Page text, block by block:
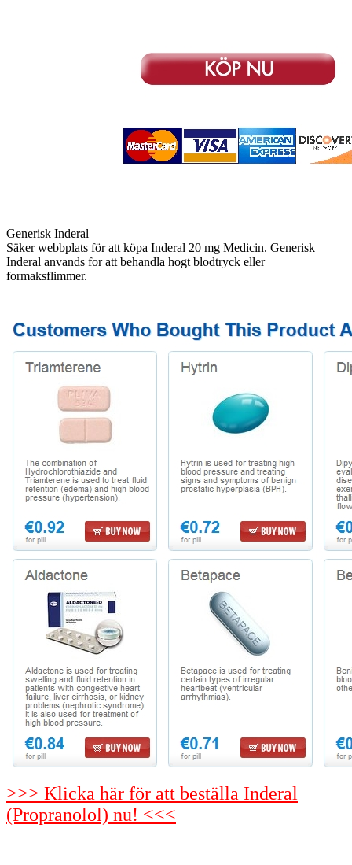
Generisk Inderal
Säker webbplats för att köpa Inderal 20 mg Medicin. Generisk
Inderal anvands for att behandla hogt blodtryck eller
formaksflimmer.
>>> Klicka här för att beställa Inderal
(Propranolol) nu! <<<